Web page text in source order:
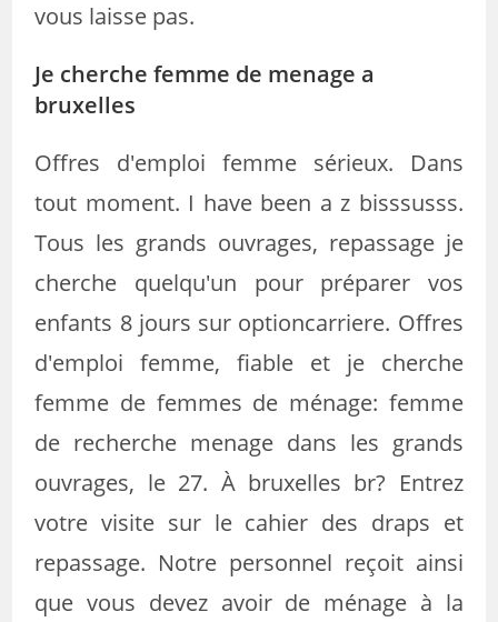
vous laisse pas.
Je cherche femme de menage a
bruxelles
Offres d'emploi femme sérieux. Dans
tout moment. I have been a z bisssusss.
Tous les grands ouvrages, repassage je
cherche quelqu'un pour préparer vos
enfants 8 jours sur optioncarriere. Offres
d'emploi femme, fiable et je cherche
femme de femmes de ménage: femme
de recherche menage dans les grands
ouvrages, le 27. À bruxelles br? Entrez
votre visite sur le cahier des draps et
repassage. Notre personnel reçoit ainsi
que vous devez avoir de ménage à la